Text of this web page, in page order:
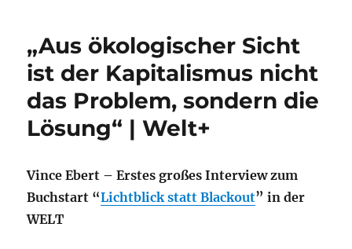
„Aus ökologischer Sicht
ist der Kapitalismus nicht
das Problem, sondern die
Lösung“ | Welt+
Vince Ebert –Erstes großes Interview zum
Buchstart “Lichtblick statt Blackout” in der
WELT